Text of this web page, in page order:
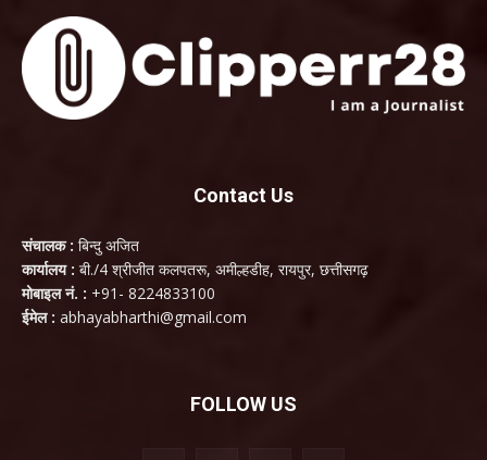
Contact Us
संचालक : बिन्दु अजित
कार्यालय : बी./4 श्रीजीत कलपतरू, अमील्हडीह, रायपुर, छत्तीसगढ़
मोबाइल नं. : +91- 8224833100
ईमेल : abhayabharthi@gmail.com
FOLLOW US